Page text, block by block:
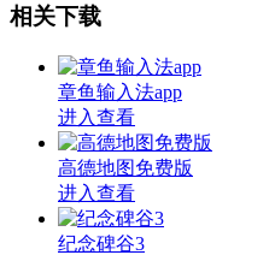
相关下载
章鱼输入法app
进入查看
高德地图免费版
进入查看
纪念碑谷3